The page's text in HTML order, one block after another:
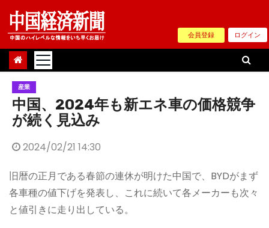
Skip
content
会員登録 ログイン
産業
中国、2024年も新エネ車の価格競争
が続く見込み
2024/02/21 14:30
旧暦の正月である春節の連休が明けた中国で、BYDがまず
各車種の値下げを発表し、これに続いて各メーカーも次々
と値引きに走り出している。